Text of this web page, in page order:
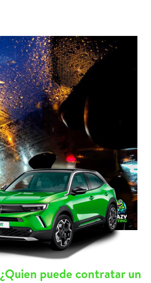
¿Quien puede contratar un